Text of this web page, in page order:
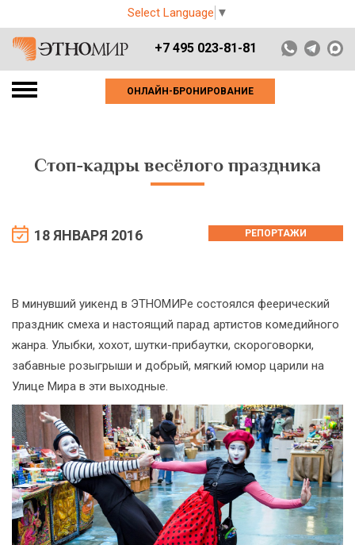
Select Language ▼
+7 495 023-81-81
ОНЛАЙН-БРОНИРОВАНИЕ
Стоп-кадры весёлого праздника
18 ЯНВАРЯ 2016 РЕПОРТАЖИ
В минувший уикенд в ЭТНОМИРе состоялся феерический
праздник смеха и настоящий парад артистов комедийного
жанра. Улыбки, хохот, шутки-прибаутки, скороговорки,
забавные розыгрыши и добрый, мягкий юмор царили на
Улице Мира в эти выходные.